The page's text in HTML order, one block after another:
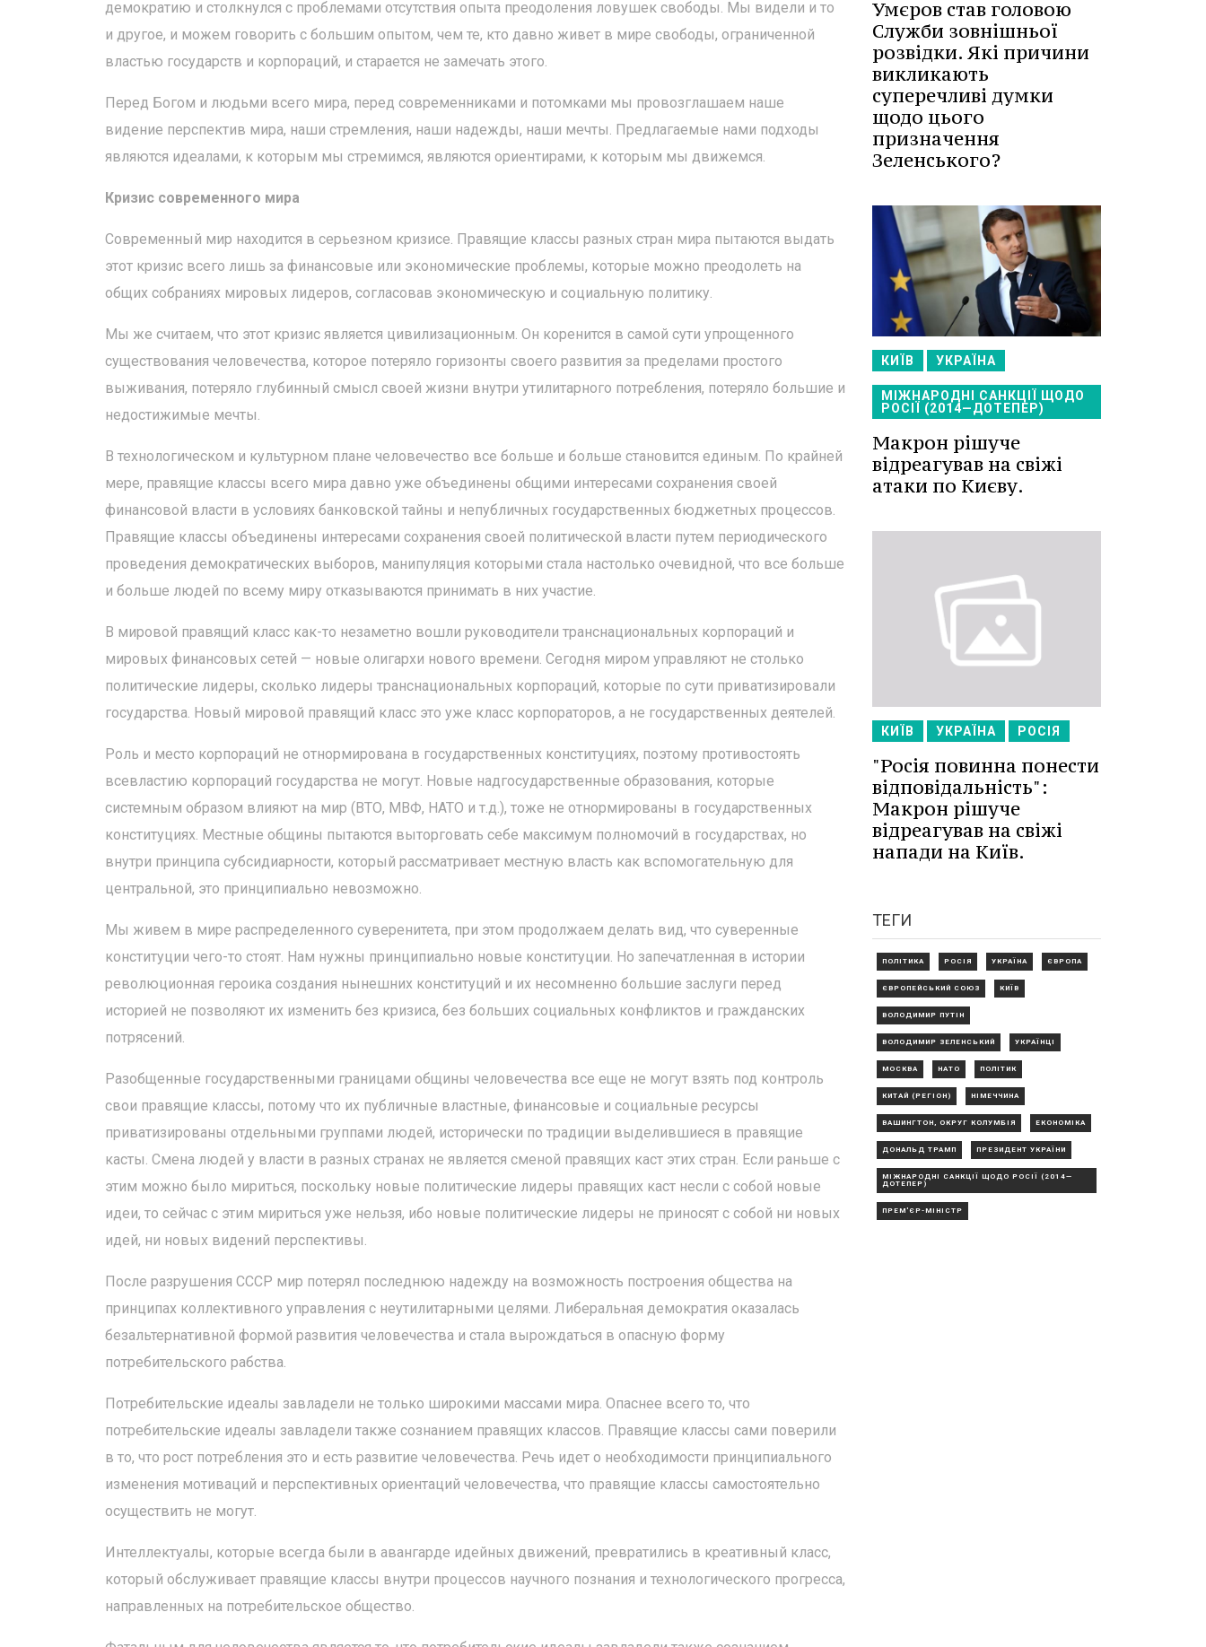
демократию и столкнулся с проблемами отсутствия опыта преодоления ловушек свободы. Мы видели и то
и другое, и можем говорить с большим опытом, чем те, кто давно живет в мире свободы, ограниченной
властью государств и корпораций, и старается не замечать этого.
Перед Богом и людьми всего мира, перед современниками и потомками мы провозглашаем наше
видение перспектив мира, наши стремления, наши надежды, наши мечты. Предлагаемые нами подходы
являются идеалами, к которым мы стремимся, являются ориентирами, к которым мы движемся.
Кризис современного мира
Современный мир находится в серьезном кризисе. Правящие классы разных стран мира пытаются выдать
этот кризис всего лишь за финансовые или экономические проблемы, которые можно преодолеть на
общих собраниях мировых лидеров, согласовав экономическую и социальную политику.
Мы же считаем, что этот кризис является цивилизационным. Он коренится в самой сути упрощенного
существования человечества, которое потеряло горизонты своего развития за пределами простого
выживания, потеряло глубинный смысл своей жизни внутри утилитарного потребления, потеряло большие и
недостижимые мечты.
В технологическом и культурном плане человечество все больше и больше становится единым. По крайней
мере, правящие классы всего мира давно уже объединены общими интересами сохранения своей
финансовой власти в условиях банковской тайны и непубличных государственных бюджетных процессов.
Правящие классы объединены интересами сохранения своей политической власти путем периодического
проведения демократических выборов, манипуляция которыми стала настолько очевидной, что все больше
и больше людей по всему миру отказываются принимать в них участие.
В мировой правящий класс как-то незаметно вошли руководители транснациональных корпораций и
мировых финансовых сетей — новые олигархи нового времени. Сегодня миром управляют не столько
политические лидеры, сколько лидеры транснациональных корпораций, которые по сути приватизировали
государства. Новый мировой правящий класс это уже класс корпораторов, а не государственных деятелей.
Роль и место корпораций не отнормирована в государственных конституциях, поэтому противостоять
всевластию корпораций государства не могут. Новые надгосударственные образования, которые
системным образом влияют на мир (ВТО, МВФ, НАТО и т.д.), тоже не отнормированы в государственных
конституциях. Местные общины пытаются выторговать себе максимум полномочий в государствах, но
внутри принципа субсидиарности, который рассматривает местную власть как вспомогательную для
центральной, это принципиально невозможно.
Мы живем в мире распределенного суверенитета, при этом продолжаем делать вид, что суверенные
конституции чего-то стоят. Нам нужны принципиально новые конституции. Но запечатленная в истории
революционная героика создания нынешних конституций и их несомненно большие заслуги перед
историей не позволяют их изменить без кризиса, без больших социальных конфликтов и гражданских
потрясений.
Разобщенные государственными границами общины человечества все еще ​​не могут взять под контроль
свои правящие классы, потому что их публичные властные, финансовые и социальные ресурсы
приватизированы отдельными группами людей, исторически по традиции выделившиеся в правящие
касты. Смена людей у власти в разных странах не является сменой правящих каст этих стран. Если раньше с
этим можно было мириться, поскольку новые политические лидеры правящих каст несли с собой новые
идеи, то сейчас с этим мириться уже нельзя, ибо новые политические лидеры не приносят с собой ни новых
идей, ни новых видений перспективы.
После разрушения СССР мир потерял последнюю надежду на возможность построения общества на
принципах коллективного управления с неутилитарными целями. Либеральная демократия оказалась
безальтернативной формой развития человечества и стала вырождаться в опасную форму
потребительского рабства.
Потребительские идеалы завладели не только широкими массами мира. Опаснее всего то, что
потребительские идеалы завладели также сознанием правящих классов. Правящие классы сами поверили
в то, что рост потребления это и есть развитие человечества. Речь идет о необходимости принципиального
изменения мотиваций и перспективных ориентаций человечества, что правящие классы самостоятельно
осуществить не могут.
Интеллектуалы, которые всегда были в авангарде идейных движений, превратились в креативный класс,
который обслуживает правящие классы внутри процессов научного познания и технологического прогресса,
направленных на потребительское общество.
Умєров став головою
Служби зовнішньої
розвідки. Які причини
викликають
суперечливі думки
щодо цього
призначення
Зеленського?
КИЇВ УКРАЇНА
МІЖНАРОДНІ САНКЦІЇ ЩОДО
РОСІЇ (2014—ДОТЕПЕР)
Макрон рішуче
відреагував на свіжі
атаки по Києву.
КИЇВ УКРАЇНА РОСІЯ
"Росія повинна понести
відповідальність":
Макрон рішуче
відреагував на свіжі
напади на Київ.
ТЕГИ
ПОЛІТИКА РОСІЯ УКРАЇНА ЄВРОПА
ЄВРОПЕЙСЬКИЙ СОЮЗ КИЇВ
ВОЛОДИМИР ПУТІН
ВОЛОДИМИР ЗЕЛЕНСЬКИЙ УКРАЇНЦІ
МОСКВА НАТО ПОЛІТИК
КИТАЙ (РЕГІОН) НІМЕЧЧИНА
ВАШИНГТОН, ОКРУГ КОЛУМБІЯ ЕКОНОМІКА
ДОНАЛЬД ТРАМП ПРЕЗИДЕНТ УКРАЇНИ
МІЖНАРОДНІ САНКЦІЇ ЩОДО РОСІЇ (2014—
ДОТЕПЕР)
ПРЕМ'ЄР-МІНІСТР